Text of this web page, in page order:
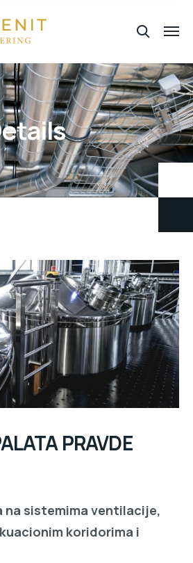
PRAVDE
na sistemima ventilacije,
koridorima i